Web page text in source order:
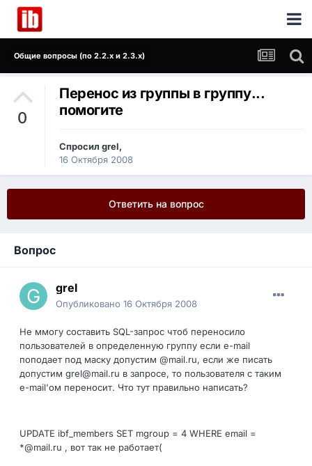
Общие вопросы (по 2.2.x и 2.3.x)
0
Перенос из группы в группу...
помогите
Спросил grel,
16 Октября 2008
Ответить на вопрос
Вопрос
grel
Опубликовано 16 Октября 2008
Не ммогу составить SQL-запрос чтоб переносило
пользователей в определенную группу если e-mail
поподает под маску допустим @mail.ru, если же писать
допустим grel@mail.ru в запросе, то пользователя с таким
e-mail'ом переносит. Что тут правильно написать?
UPDATE ibf_members SET mgroup = 4 WHERE email =
*@mail.ru , вот так не работает(